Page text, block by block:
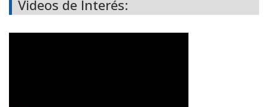
Videos de Interés: